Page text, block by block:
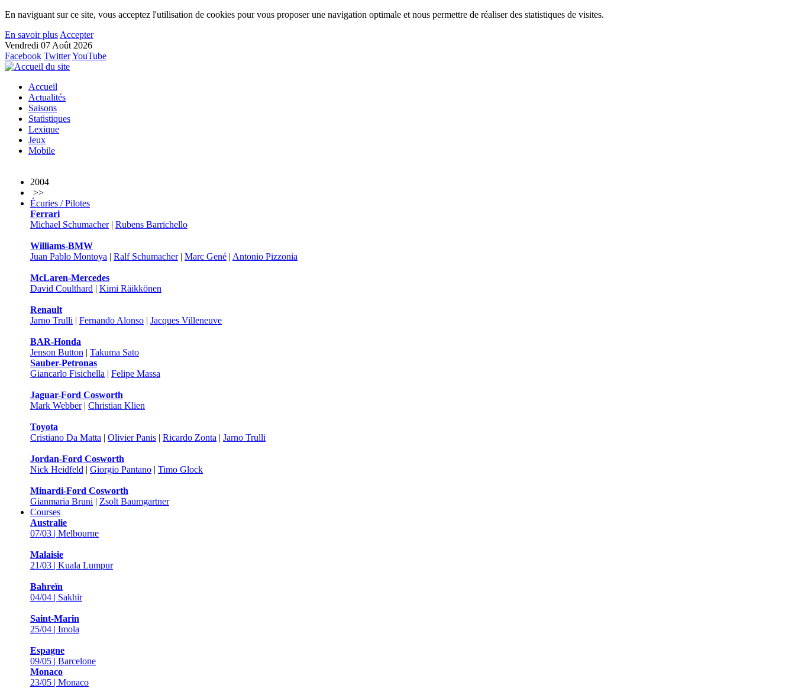
En naviguant sur ce site, vous acceptez l'utilisation de cookies pour vous proposer une navigation optimale et nous permettre de réaliser des statistiques de visites.
En savoir plus Accepter
Vendredi 07 Août 2026
Facebook TwitterYouTube
Accueil
Actualités
Saisons
Statistiques
Lexique
Jeux
Mobile
2004
>>
Écuries / Pilotes
Ferrari
Michael Schumacher| Rubens Barrichello
Williams-BMW
Juan Pablo Montoya | Ralf Schumacher| Marc Gené | Antonio Pizzonia
McLaren-Mercedes
David Coulthard | Kimi Räikkönen
Renault
Jarno Trulli | Fernando Alonso | Jacques Villeneuve
BAR-Honda
Jenson Button | Takuma Sato
Sauber-Petronas
Giancarlo Fisichella | Felipe Massa
Jaguar-Ford Cosworth
Mark Webber| Christian Klien
Toyota
Cristiano Da Matta | Olivier Panis | Ricardo Zonta | Jarno Trulli
Jordan-Ford Cosworth
Nick Heidfeld | Giorgio Pantano | Timo Glock
Minardi-Ford Cosworth
Gianmaria Bruni | Zsolt Baumgartner
Courses
Australie
07/03 | Melbourne
Malaisie
21/03 | Kuala Lumpur
Bahreïn
04/04 | Sakhir
Saint-Marin
25/04 | Imola
Espagne
09/05 | Barcelone
Monaco
23/05 | Monaco